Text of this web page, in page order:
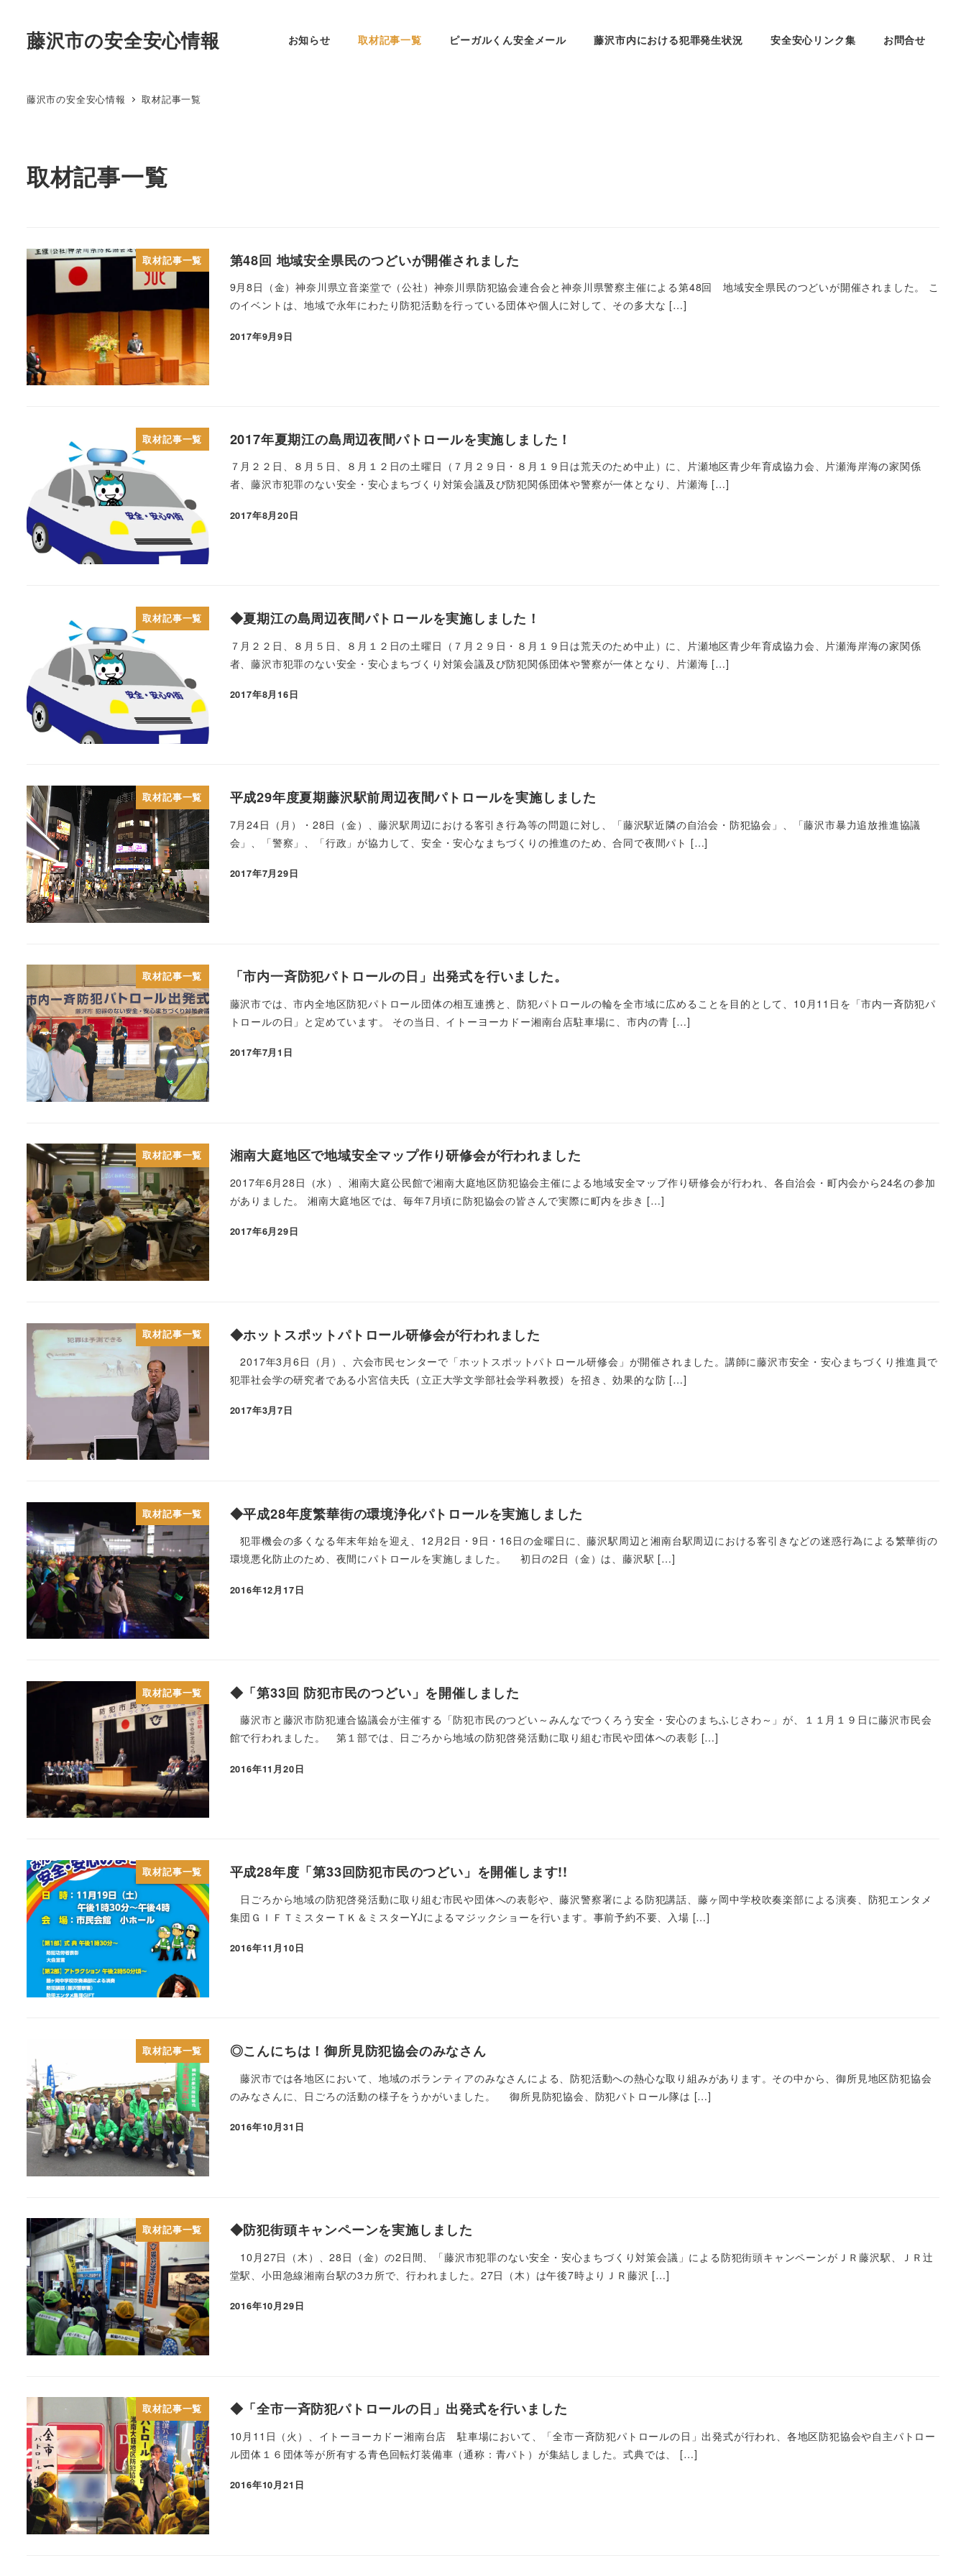
藤沢市の安全安心情報 お知らせ 取材記事一覧 ピーガルくん安全メール 藤沢市内における犯罪発生状況 安全安心リンク集 お問合せ
藤沢市の安全安心情報 取材記事一覧
取材記事一覧
取材記事一覧 第48回 地域安全県民のつどいが開催されました
9月8日（金）神奈川県立音楽堂で（公社）神奈川県防犯協会連合会と神奈川県警察主催による第48回 地域安全県民のつどいが開催されました。 こ
のイベントは、地域で永年にわたり防犯活動を行っている団体や個人に対して、その多大な […]
2017年9月9日
取材記事一覧 2017年夏期江の島周辺夜間パトロールを実施しました！
７月２２日、８月５日、８月１２日の土曜日（７月２９日・８月１９日は荒天のため中止）に、片瀬地区青少年育成協力会、片瀬海岸海の家関係
者、藤沢市犯罪のない安全・安心まちづくり対策会議及び防犯関係団体や警察が一体となり、片瀬海 […]
2017年8月20日
取材記事一覧 ◆夏期江の島周辺夜間パトロールを実施しました！
７月２２日、８月５日、８月１２日の土曜日（７月２９日・８月１９日は荒天のため中止）に、片瀬地区青少年育成協力会、片瀬海岸海の家関係
者、藤沢市犯罪のない安全・安心まちづくり対策会議及び防犯関係団体や警察が一体となり、片瀬海 […]
2017年8月16日
取材記事一覧 平成29年度夏期藤沢駅前周辺夜間パトロールを実施しました
7月24日（月）・28日（金）、藤沢駅周辺における客引き行為等の問題に対し、「藤沢駅近隣の自治会・防犯協会」、「藤沢市暴力追放推進協議
会」、「警察」、「行政」が協力して、安全・安心なまちづくりの推進のため、合同で夜間パト […]
2017年7月29日
取材記事一覧 「市内一斉防犯パトロールの日」出発式を行いました。
藤沢市では、市内全地区防犯パトロール団体の相互連携と、防犯パトロールの輪を全市域に広めることを目的として、10月11日を「市内一斉防犯パ
トロールの日」と定めています。 その当日、イトーヨーカドー湘南台店駐車場に、市内の青 […]
2017年7月1日
取材記事一覧 湘南大庭地区で地域安全マップ作り研修会が行われました
2017年6月28日（水）、湘南大庭公民館で湘南大庭地区防犯協会主催による地域安全マップ作り研修会が行われ、各自治会・町内会から24名の参加
がありました。 湘南大庭地区では、毎年7月頃に防犯協会の皆さんで実際に町内を歩き […]
2017年6月29日
取材記事一覧 ◆ホットスポットパトロール研修会が行われました
2017年3月6日（月）、六会市民センターで「ホットスポットパトロール研修会」が開催されました。講師に藤沢市安全・安心まちづくり推進員で
犯罪社会学の研究者である小宮信夫氏（立正大学文学部社会学科教授）を招き、効果的な防 […]
2017年3月7日
取材記事一覧 ◆平成28年度繁華街の環境浄化パトロールを実施しました
犯罪機会の多くなる年末年始を迎え、12月2日・9日・16日の金曜日に、藤沢駅周辺と湘南台駅周辺における客引きなどの迷惑行為による繁華街の
環境悪化防止のため、夜間にパトロールを実施しました。 初日の2日（金）は、藤沢駅 […]
2016年12月17日
取材記事一覧 ◆「第33回 防犯市民のつどい」を開催しました
藤沢市と藤沢市防犯連合協議会が主催する「防犯市民のつどい～みんなでつくろう安全・安心のまちふじさわ～」が、１１月１９日に藤沢市民会
館で行われました。 第１部では、日ごろから地域の防犯啓発活動に取り組む市民や団体への表彰 […]
2016年11月20日
取材記事一覧 平成28年度「第33回防犯市民のつどい」を開催します!!
日ごろから地域の防犯啓発活動に取り組む市民や団体への表彰や、藤沢警察署による防犯講話、藤ヶ岡中学校吹奏楽部による演奏、防犯エンタメ
集団ＧＩＦＴミスターＴＫ＆ミスターYJによるマジックショーを行います。事前予約不要、入場 […]
2016年11月10日
取材記事一覧 ◎こんにちは！御所見防犯協会のみなさん
藤沢市では各地区において、地域のボランティアのみなさんによる、防犯活動への熱心な取り組みがあります。その中から、御所見地区防犯協会
のみなさんに、日ごろの活動の様子をうかがいました。 御所見防犯協会、防犯パトロール隊は […]
2016年10月31日
取材記事一覧 ◆防犯街頭キャンペーンを実施しました
10月27日（木）、28日（金）の2日間、「藤沢市犯罪のない安全・安心まちづくり対策会議」による防犯街頭キャンペーンがＪＲ藤沢駅、ＪＲ辻
堂駅、小田急線湘南台駅の3カ所で、行われました。27日（木）は午後7時よりＪＲ藤沢 […]
2016年10月29日
取材記事一覧 ◆「全市一斉防犯パトロールの日」出発式を行いました
10月11日（火）、イトーヨーカドー湘南台店 駐車場において、「全市一斉防犯パトロールの日」出発式が行われ、各地区防犯協会や自主パトロー
ル団体１６団体等が所有する青色回転灯装備車（通称：青パト）が集結しました。式典では、 […]
2016年10月21日